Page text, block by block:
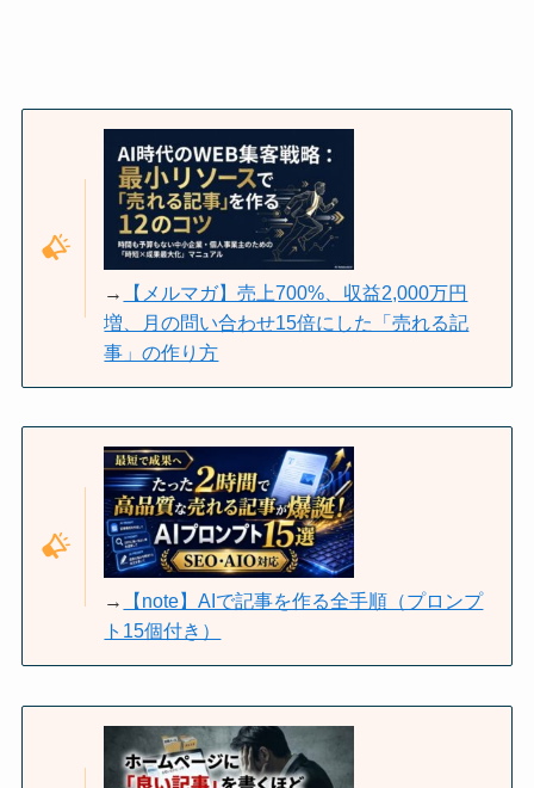
→
【メルマガ】売上700%、収益2,000万円
増、月の問い合わせ15倍にした「売れる記
事」の作り方
→
【note】AIで記事を作る全手順（プロンプ
ト15個付き）